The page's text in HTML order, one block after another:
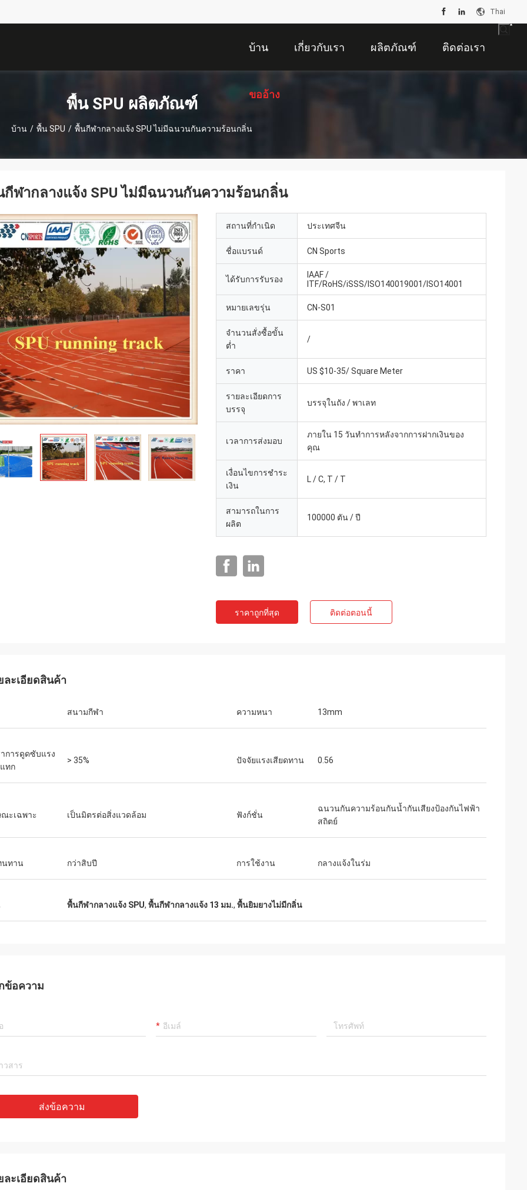
Thai
บ้าน เกี่ยวกับเรา ผลิตภัณฑ์ ติดต่อเรา
ขออ้าง
พื้น SPU ผลิตภัณฑ์
บ้าน / พื้น SPU / พื้นกีฬากลางแจ้ง SPU ไม่มีฉนวนกันความร้อนกลิ่น
แจ็คสัน
ฬากลางแจ้ง SPU ไม่มีฉนวนกันความร้อนกลิ่น
สถานที่กำเนิด ประเทศจีน
ชื่อแบรนด์ CN Sports
ได้รับการรับรอง
IAAF /
ITF/RoHS/iSSS/ISO140019001/ISO14001
หมายเลขรุ่น CN-S01
จำนวนสั่งซื้อขั้น
ต่ำ
/
ราคา US $10-35/ Square Meter
รายละเอียดการ
บรรจุ
บรรจุในถัง / พาเลท
เวลาการส่งมอบ
ภายใน 15 วันทำการหลังจากการฝากเงินของ
คุณ
เงื่อนไขการชำระ
เงิน
L / C, T / T
สามารถในการ
ผลิต
100000 ตัน / ปี
ราคาถูกที่สุด ติดต่อตอนนี้
ละเอียดสินค้า
สนามกีฬา ความหนา 13mm
การดูดซับแรง
ทก
> 35% ปัจจัยแรงเสียดทาน 0.56
ะเฉพาะ เป็นมิตรต่อสิ่งแวดล้อม ฟังก์ชั่น
ฉนวนกันความร้อนกันน้ำกันเสียงป้องกันไฟฟ้า
สถิตย์
นทาน กว่าสิบปี การใช้งาน กลางแจ้งในร่ม
พื้นกีฬากลางแจ้ง SPU, พื้นกีฬากลางแจ้ง 13 มม., พื้นยิมยางไม่มีกลิ่น
ข้อความ
ส่งข้อความ
ละเอียดสินค้า